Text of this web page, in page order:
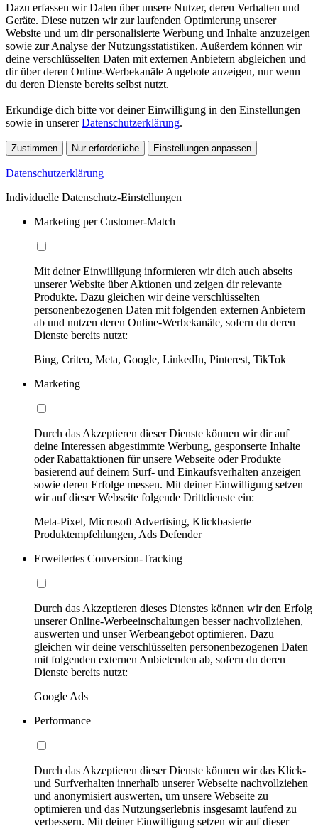
Dazu erfassen wir Daten über unsere Nutzer, deren Verhalten und
Geräte. Diese nutzen wir zur laufenden Optimierung unserer
Website und um dir personalisierte Werbung und Inhalte anzuzeigen
sowie zur Analyse der Nutzungsstatistiken. Außerdem können wir
deine verschlüsselten Daten mit externen Anbietern abgleichen und
dir über deren Online-Werbekanäle Angebote anzeigen, nur wenn
du deren Dienste bereits selbst nutzt.
Erkundige dich bitte vor deiner Einwilligung in den Einstellungen
sowie in unsererDatenschutzerklärung.
Zustimmen Nur erforderliche Einstellungen anpassen
Datenschutzerklärung
Individuelle Datenschutz-Einstellungen
Marketing per Customer-Match
Mit deiner Einwilligung informieren wir dich auch abseits
unserer Website über Aktionen und zeigen dir relevante
Produkte. Dazu gleichen wir deine verschlüsselten
personenbezogenen Daten mit folgenden externen Anbietern
ab und nutzen deren Online-Werbekanäle, sofern du deren
Dienste bereits nutzt:
Bing, Criteo, Meta, Google, LinkedIn, Pinterest, TikTok
Marketing
Durch das Akzeptieren dieser Dienste können wir dir auf
deine Interessen abgestimmte Werbung, gesponserte Inhalte
oder Rabattaktionen für unsere Webseite oder Produkte
basierend auf deinem Surf- und Einkaufsverhalten anzeigen
sowie deren Erfolge messen. Mit deiner Einwilligung setzen
wir auf dieser Webseite folgende Drittdienste ein:
Meta-Pixel, Microsoft Advertising, Klickbasierte
Produktempfehlungen, Ads Defender
Erweitertes Conversion-Tracking
Durch das Akzeptieren dieses Dienstes können wir den Erfolg
unserer Online-Werbeeinschaltungen besser nachvollziehen,
auswerten und unser Werbeangebot optimieren. Dazu
gleichen wir deine verschlüsselten personenbezogenen Daten
mit folgenden externen Anbietenden ab, sofern du deren
Dienste bereits nutzt:
Google Ads
Performance
Durch das Akzeptieren dieser Dienste können wir das Klick-
und Surfverhalten innerhalb unserer Webseite nachvollziehen
und anonymisiert auswerten, um unsere Webseite zu
optimieren und das Nutzungserlebnis insgesamt laufend zu
verbessern. Mit deiner Einwilligung setzen wir auf dieser